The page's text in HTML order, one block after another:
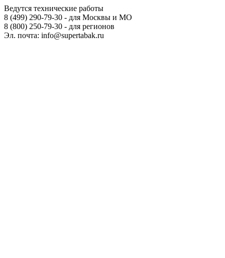
Ведутся технические работы
8 (499) 290-79-30 - для Москвы и МО
8 (800) 250-79-30 - для регионов
Эл. почта: info@supertabak.ru